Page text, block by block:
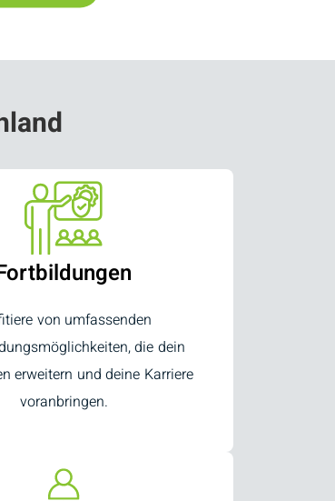
von umfassenden
die dein
erweitern und deine Karriere
voranbringen.